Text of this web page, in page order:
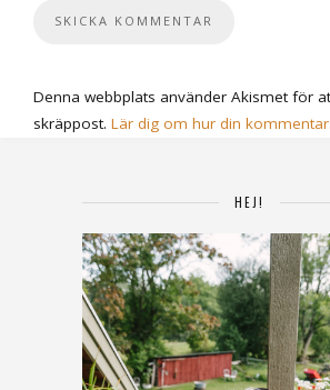
Denna webbplats använder Akismet för
skräppost. Lär dig om hur din
HEJ!